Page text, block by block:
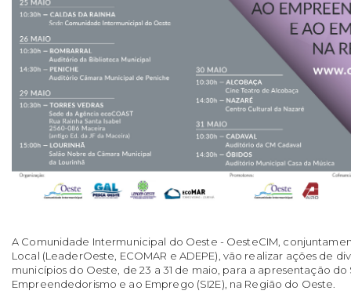
A Comunidade Intermunicipal do Oeste - OesteCIM,
Local (LeaderOeste, ECOMAR e ADEPE), vão realizar ações de
municípios do Oeste, de 23 a 31 de maio, para a apresentação
Empreendedorismo e ao Emprego (SI2E), na Região do Oeste.